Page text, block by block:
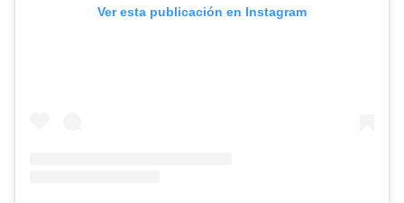
Ver esta publicación en Instagram